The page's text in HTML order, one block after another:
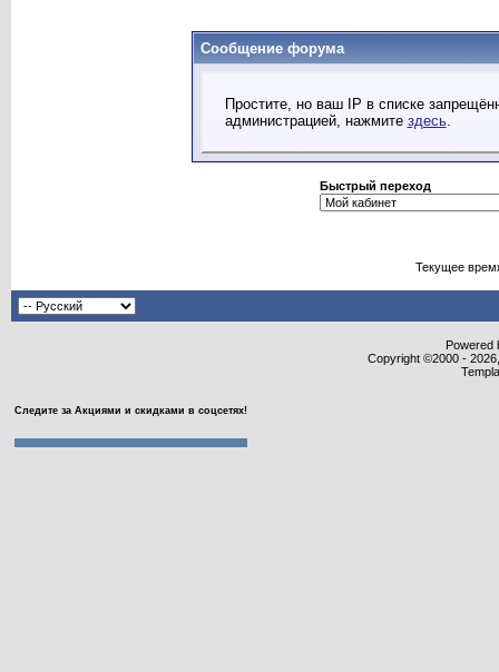
Сообщение форума
Простите, но ваш IP в списке
администрацией, нажмите здесь.
Быстрый переход
Текущее
Powered
Copyright ©2000 -
Следите за Акциями и скидками в соцсетях!